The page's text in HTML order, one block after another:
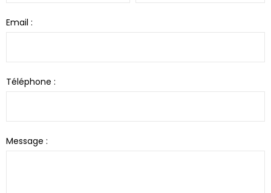
Email :
Téléphone :
Message :